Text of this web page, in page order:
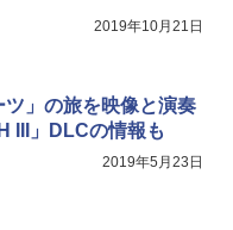
リジナル特典:オリジナル
特典:【坤と離】二振りの
たる！スタジオ描き下ろ
ド付) [DVD]
2019年10月21日
ツ」の旅を映像と演奏
III」DLCの情報も
2019年5月23日